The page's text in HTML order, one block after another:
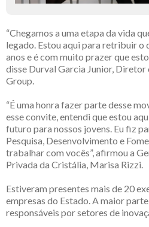
“Chegamos a uma etapa da vida
legado. Estou aqui para retribuir o
anos e é com muito prazer que
disse Durval Garcia Junior, Diretor
Group.
“É uma honra fazer parte desse
esse convite, entendi que estou
futuro para nossos jovens. Eu fiz
Pesquisa, Desenvolvimento e
trabalhar com vocês”, afirmou a
Privada da Cristália, Marisa Rizzi.
Estiveram presentes mais de 20
empresas do Estado. A maior
responsáveis por setores de